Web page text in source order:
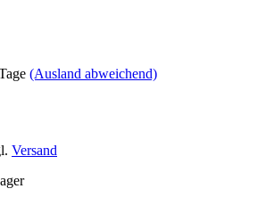
(Ausland abweichend)
Versand